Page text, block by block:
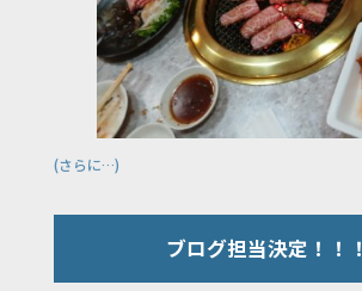
(さらに…)
ブログ担当決定！！！